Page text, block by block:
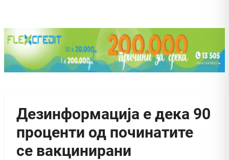
Дезинформација е дека 90
проценти од починатите
се вакцинирани